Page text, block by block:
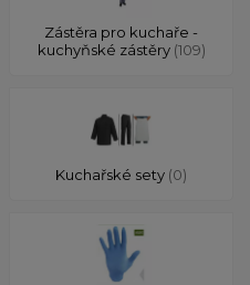
Zástěra pro kuchaře -
kuchyňské zástěry (109)
Kuchařské sety (0)